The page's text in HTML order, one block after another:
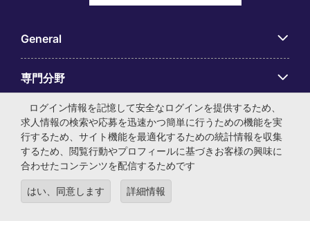
General
専門分野
アプリ
Employer Centre
ログイン情報を記憶して安全なログインを提供するため、
求人情報の検索や応募を迅速かつ簡単に行うための機能を実
行するため、サイト機能を最適化するための統計情報を収集
するため、閲覧行動やプロフィールに基づきお客様の興味に
合わせたコンテンツを配信するためです
はい、同意します 詳細情報